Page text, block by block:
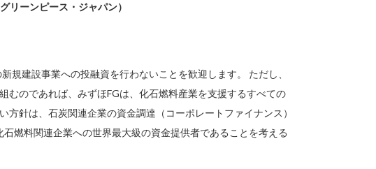
ーンピース・ジャパン）
規建設事業への投融資を行わないことを歓迎します。 ただし、
むのであれば、みずほFGは、化石燃料産業を支援するすべての
針は、石炭関連企業の資金調達（コーポレートファイナンス）
燃料関連企業への世界最大級の資金提供者であることを考える